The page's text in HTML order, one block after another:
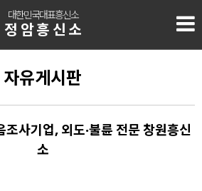
대한민국대표흥신소
정암흥신소
자유게시판
사기업, 외도·불륜 전문 창원흥신
소